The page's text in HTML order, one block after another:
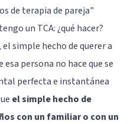
de terapia de pareja"
un TCA: ¿qué hacer?
simple hecho de querer a
persona no hace que se
perfecta e instantánea
el simple hecho de
con un familiar o con un